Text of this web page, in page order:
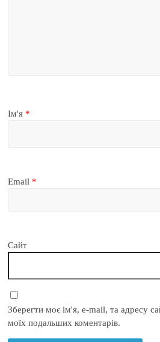
Ім'я *
Email *
Сайт
Зберегти моє ім'я, e-mail, та адресу
моїх подальших коментарів.